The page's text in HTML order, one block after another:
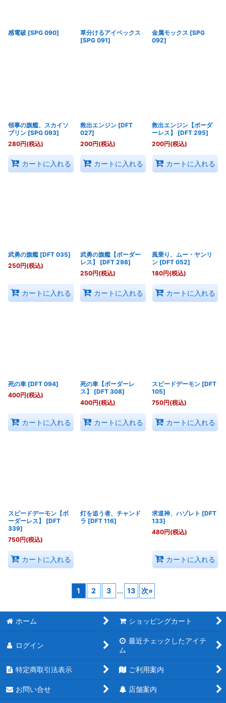
感電破 [SPG 090]
草分けるアイベックス
[SPG 091]
金属モックス [SPG
092]
領事の旗艦、スカイソ
ブリン [SPG 093]
280円(税込)
カートに入れる
救出エンジン [DFT
027]
200円(税込)
カートに入れる
救出エンジン【ボーダ
ーレス】
[DFT 295]
200円(税込)
カートに入れる
武勇の旗艦 [DFT 035]
250円(税込)
カートに入れる
武勇の旗艦【ボーダー
レス】
[DFT 298]
250円(税込)
カートに入れる
風乗り、ムー・ヤンリ
ン [DFT 052]
180円(税込)
カートに入れる
死の車 [DFT 094]
400円(税込)
カートに入れる
死の車【ボーダーレ
ス】
[DFT 308]
400円(税込)
カートに入れる
スピードデーモン [DFT
105]
750円(税込)
カートに入れる
スピードデーモン【ボ
ーダーレス】
[DFT
339]
750円(税込)
カートに入れる
灯を追う者、チャンド
ラ [DFT 116]
求道神、ハゾレト [DFT
133]
480円(税込)
カートに入れる
1 2 3 ... 13 次»
ホーム ショッピングカート
ログイン
最近チェックしたアイテ
ム
特定商取引法表示 ご利用案内
お問い合せ 店舗案内